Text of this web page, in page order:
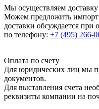
Мы осуществляем
Можем предложить
доставки обсуждается
по телефону: +7 (495) 266-
Оплата по счету
Для юридических лиц мы
документов.
Для выставления счета
реквизиты компании на